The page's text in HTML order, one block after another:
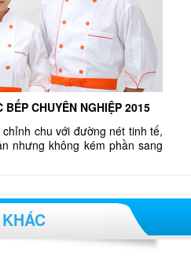
BẾP CHUYÊN NGHIỆP 2015
chu với đường nét tinh tế,
nhưng không kém phần sang